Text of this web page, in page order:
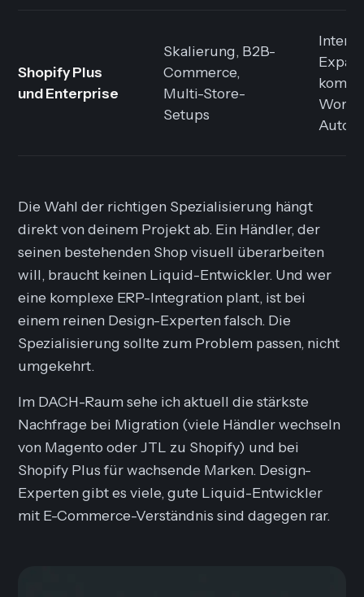
Shopify Plus
und Enterprise
Skalierung, B2B-
Commerce,
Multi-Store-
Setups
Die Wahl der richtigen Spezialisierung hängt
direkt von deinem Projekt ab. Ein Händler, der
seinen bestehenden Shop visuell überarbeiten
will, braucht keinen Liquid-Entwickler. Und wer
eine komplexe ERP-Integration plant, ist bei
einem reinen Design-Experten falsch. Die
Spezialisierung sollte zum Problem passen, nicht
umgekehrt.
Im DACH-Raum sehe ich aktuell die stärkste
Nachfrage bei Migration (viele Händler wechseln
von Magento oder JTL zu Shopify) und bei
Shopify Plus für wachsende Marken. Design-
Experten gibt es viele, gute Liquid-Entwickler
mit E-Commerce-Verständnis sind dagegen rar.